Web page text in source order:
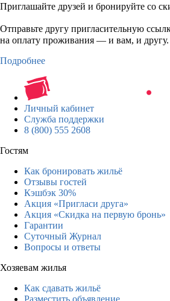
Приглашайте друзей и бронируйте со
Отправьте другу пригласительную
на оплату проживания — и вам, и другу.
Подробнее
Личный кабинет
Служба поддержки
8 (800) 555 2608
Гостям
Как бронировать жильё
Отзывы гостей
Кэшбэк 30%
Акция «Пригласи друга»
Акция «Скидка на первую бронь»
Гарантии
Суточный Журнал
Вопросы и ответы
Хозяевам жилья
Как сдавать жильё
Разместить объявление